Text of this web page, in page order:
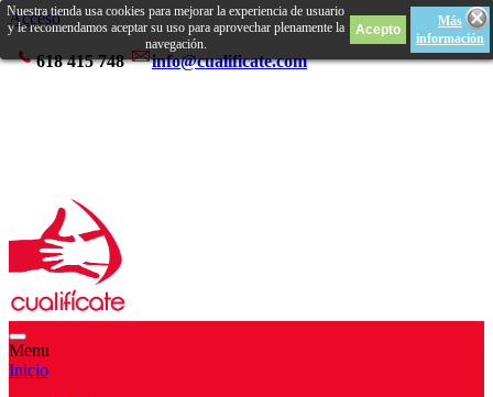
Acceso
618 415 748 info@cualificate.com
Nuestra tienda usa cookies para mejorar la experiencia de usuario
y le recomendamos aceptar su uso para aprovechar plenamente la
navegación.
Más
información
Menu
Inicio